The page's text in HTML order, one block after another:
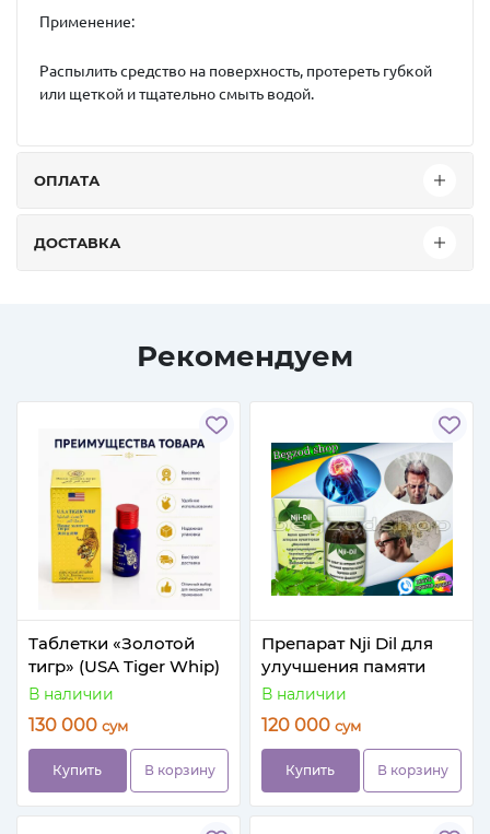
Применение:
Распылить средство на поверхность, протереть губкой
или щеткой и тщательно смыть водой.
ОПЛАТА
ДОСТАВКА
Рекомендуем
Таблетки «Золотой
тигр» (USA Tiger Whip)
В наличии
130 000 сум
Купить В корзину
Препарат Nji Dil для
улучшения памяти
В наличии
120 000 сум
Купить В корзину